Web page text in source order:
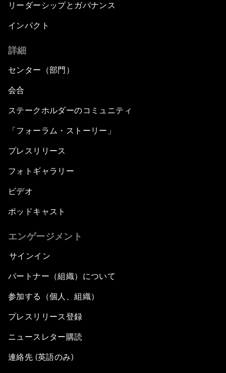
リーダーシップとガバナンス
インパクト
詳細
センター（部門）
会合
ステークホルダーのコミュニティ
「フォーラム・ストーリー」
プレスリリース
フォトギャラリー
ビデオ
ポッドキャスト
エンゲージメント
サインイン
パートナー（組織）について
参加する（個人、組織）
プレスリリース登録
ニュースレター購読
連絡先 (英語のみ)